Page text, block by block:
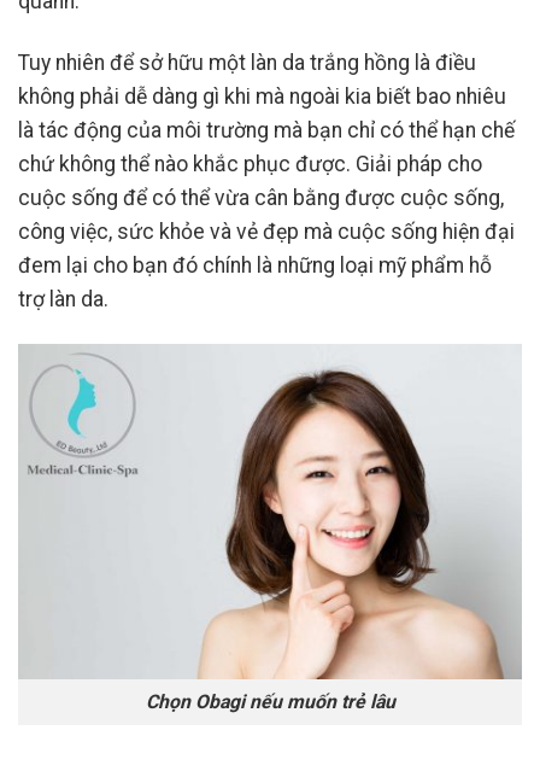
Tuy nhiên để sở hữu một làn da trắng hồng là điều
không phải dễ dàng gì khi mà ngoài kia biết bao nhiêu
là tác động của môi trường mà bạn chỉ có thể hạn chế
chứ không thể nào khắc phục được. Giải pháp cho
cuộc sống để có thể vừa cân bằng được cuộc sống,
công việc, sức khỏe và vẻ đẹp mà cuộc sống hiện đại
đem lại cho bạn đó chính là những loại mỹ phẩm hỗ
trợ làn da.
Chọn Obagi nếu muốn trẻ lâu